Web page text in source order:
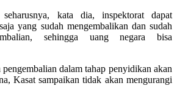
kata dia, inspektorat dapat
yang sudah mengembalikan dan sudah
sehingga uang negara bisa
dalam tahap penyidikan akan
Kasat sampaikan tidak akan mengurangi